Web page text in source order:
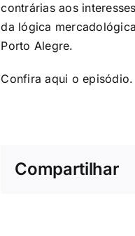
contrárias aos
da lógica
Porto Alegre.
Confiraaqui o episódio.
Compartilhar